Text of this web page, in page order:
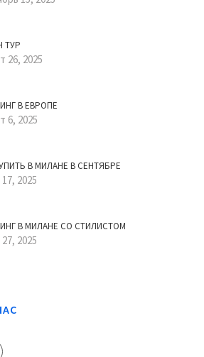
ТУР
26, 2025
В ЕВРОПЕ
6, 2025
В МИЛАНЕ В СЕНТЯБРЕ
2025
В МИЛАНЕ СО СТИЛИСТОМ
2025